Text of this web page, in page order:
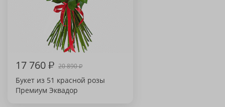
17 760₽ 20 890₽
Букет из 51 красной розы
Премиум Эквадор